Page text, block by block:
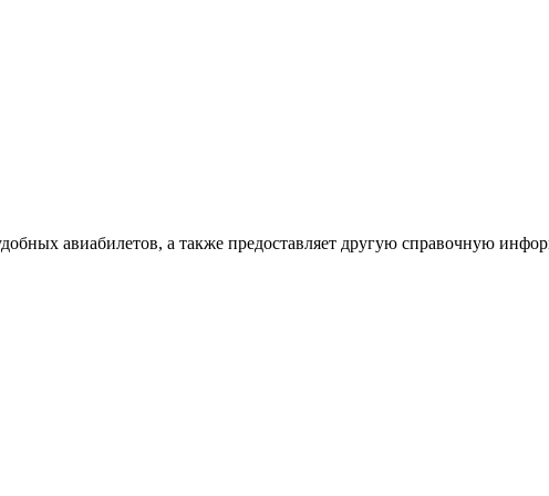
авиабилетов, а также предоставляет другую справочную